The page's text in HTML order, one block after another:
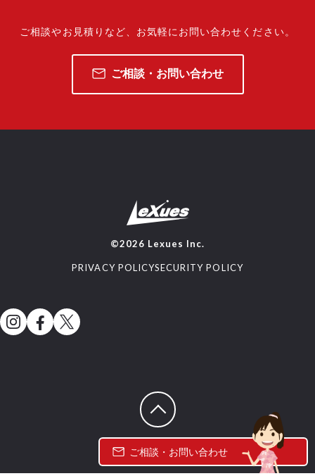
ご相談やお見積りなど、 お気軽にお問い合わせください。
ご相談・お問い合わせ
ご相談・お問い合わせ
©2026 Lexues Inc.
PRIVACY POLICYSECURITY POLICY
ページトップへ戻る